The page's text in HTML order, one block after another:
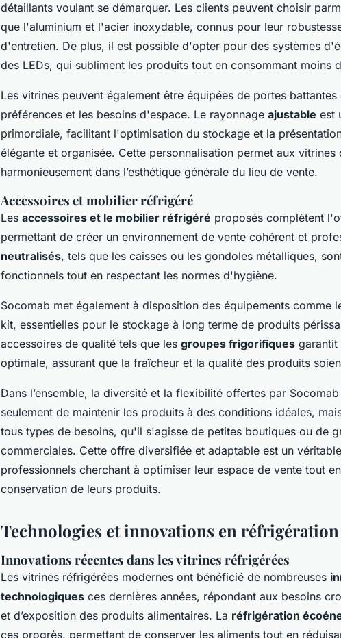
détaillants voulant se démarquer. Les clients peuvent choisir
que l'aluminium et l'acier inoxydable, connus pour leur
d'entretien. De plus, il est possible d'opter pour des systèmes
des LEDs, qui subliment les produits tout en consommant moins
Les vitrines peuvent également être équipées de portes
préférences et les besoins d'espace. Le rayonnage ajustable est
primordiale, facilitant l'optimisation du stockage et la
élégante et organisée. Cette personnalisation permet aux vitrines
harmonieusement dans l’esthétique générale du lieu de vente.
Accessoires et mobilier réfrigéré
Les accessoires et le mobilier réfrigéré proposés complètent
permettant de créer un environnement de vente cohérent et
neutralisés, tels que les caisses ou les gondoles métalliques,
fonctionnels tout en respectant les normes d'hygiène.
Socomab met également à disposition des équipements comme
kit, essentielles pour le stockage à long terme de produits
accessoires de qualité tels que les groupes frigorifiques garantit
optimale, assurant que la fraîcheur et la qualité des produits
Dans l’ensemble, la diversité et la flexibilité offertes par
seulement de maintenir les produits à des conditions idéales,
tous types de besoins, qu'il s'agisse de petites boutiques ou de
commerciales. Cette offre diversifiée et adaptable est un
professionnels cherchant à optimiser leur espace de vente tout
conservation de leurs produits.
Technologies et innovations en réfrigération
Innovations récentes dans les vitrines réfrigérées
Les vitrines réfrigérées modernes ont bénéficié de nombreuses
technologiques ces dernières années, répondant aux besoins
et d’exposition des produits alimentaires. La réfrigération
ces progrès, permettant de conserver les aliments tout en